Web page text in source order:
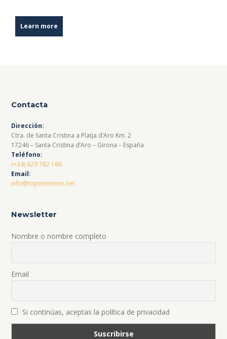
Learn more
Contacta
Dirección:
Ctra. de Santa Cristina a Platja d’Aro Km. 2
17246 – Santa Cristina d’Aro – Girona – España
Teléfono:
(+34) 629 782 166
Email:
info@toptentennis.net
Newsletter
Nombre o nombre completo
Email
Si continúas, aceptas la política de privacidad